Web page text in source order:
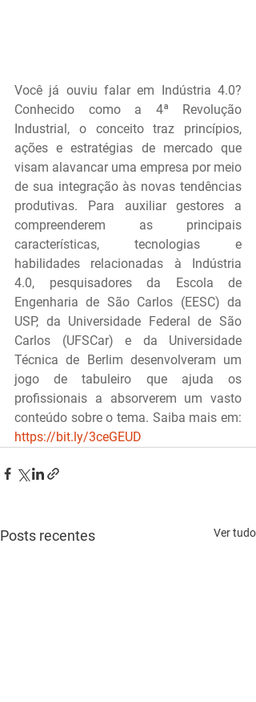
Você já ouviu falar em Indústria 4.0?
Conhecido como a 4ª Revolução
Industrial, o conceito traz princípios,
ações e estratégias de mercado que
visam alavancar uma empresa por meio
de sua integração às novas tendências
produtivas. Para auxiliar gestores a
compreenderem as principais
características, tecnologias e
habilidades relacionadas à Indústria
4.0, pesquisadores da Escola de
Engenharia de São Carlos (EESC) da
USP, da Universidade Federal de São
Carlos (UFSCar) e da Universidade
Técnica de Berlim desenvolveram um
jogo de tabuleiro que ajuda os
profissionais a absorverem um vasto
https://bit.ly/3ceGEUD
Posts recentes Ver tudo